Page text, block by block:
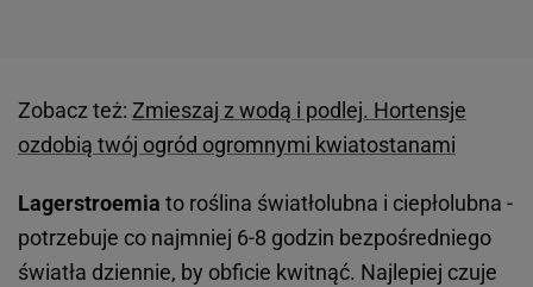
Zobacz też: Zmieszaj z wodą i podlej. Hortensje
ozdobią twój ogród ogromnymi kwiatostanami
Lagerstroemia to roślina światłolubna i ciepłolubna -
potrzebuje co najmniej 6-8 godzin bezpośredniego
światła dziennie, by obficie kwitnąć. Najlepiej czuje